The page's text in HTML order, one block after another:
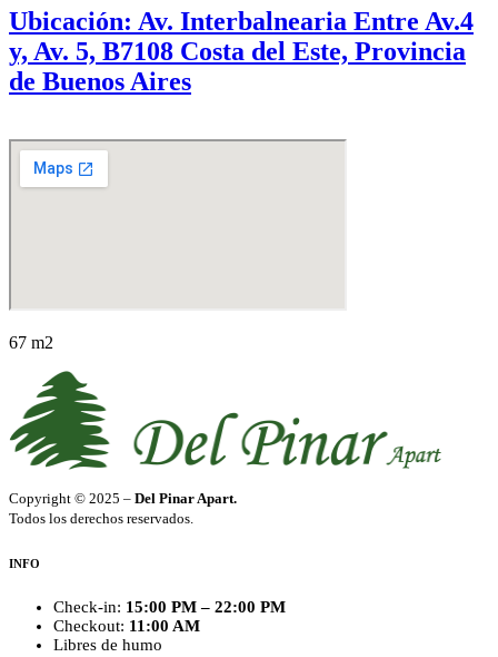
Ubicación: Av. Interbalnearia Entre Av.4
y, Av. 5, B7108 Costa del Este, Provincia
de Buenos Aires
67 m2
Copyright © 2025 – Del Pinar Apart.
Todos los derechos reservados.
INFO
Check-in: 15:00 PM – 22:00 PM
Checkout: 11:00 AM
Libres de humo